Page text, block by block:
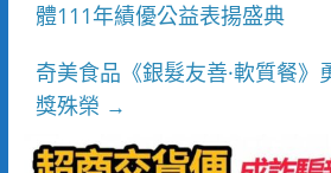
體111年績優公益表揚盛典
奇美食品《銀髮友善·軟質餐》
獎殊榮 →